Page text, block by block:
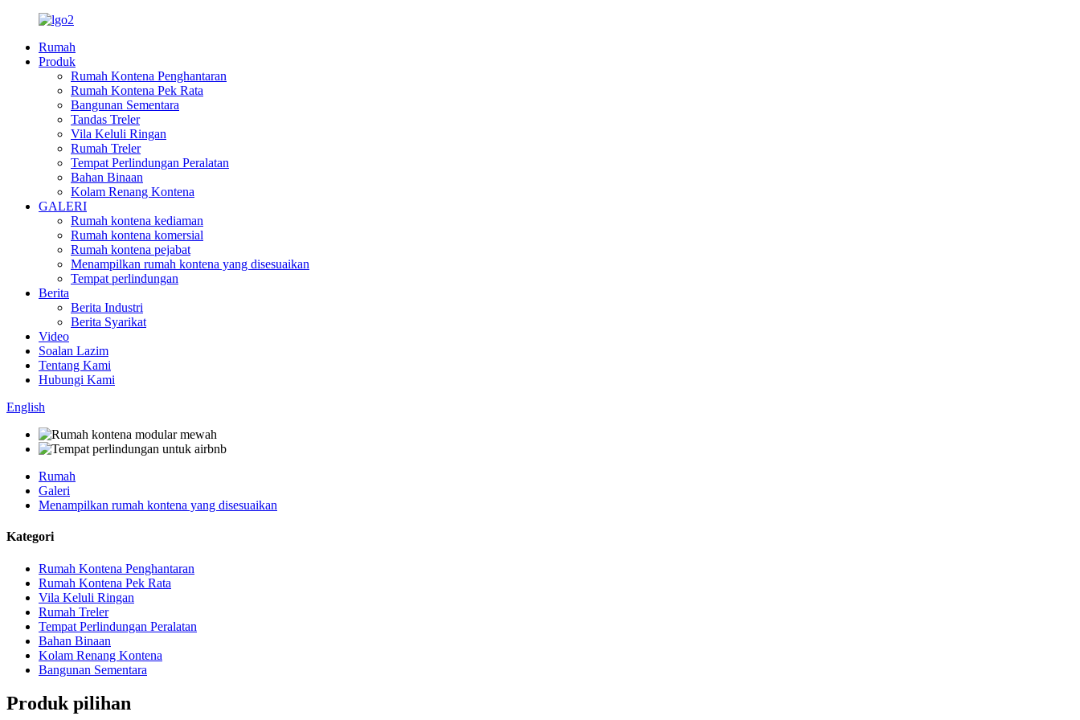
Rumah
Produk
Rumah Kontena Penghantaran
Rumah Kontena Pek Rata
Bangunan Sementara
Tandas Treler
Vila Keluli Ringan
Rumah Treler
Tempat Perlindungan Peralatan
Bahan Binaan
Kolam Renang Kontena
GALERI
Rumah kontena kediaman
Rumah kontena komersial
Rumah kontena pejabat
Menampilkan rumah kontena yang disesuaikan
Tempat perlindungan
Berita
Berita Industri
Berita Syarikat
Video
Soalan Lazim
Tentang Kami
Hubungi Kami
English
Rumah
Galeri
Menampilkan rumah kontena yang disesuaikan
Kategori
Rumah Kontena Penghantaran
Rumah Kontena Pek Rata
Vila Keluli Ringan
Rumah Treler
Tempat Perlindungan Peralatan
Bahan Binaan
Kolam Renang Kontena
Bangunan Sementara
Produk pilihan